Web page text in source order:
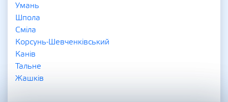
Умань
Шпола
Сміла
Корсунь-Шевченківський
Канів
Тальне
Жашків